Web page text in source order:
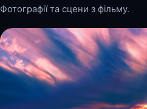
Фотографії та сцени з фільму.